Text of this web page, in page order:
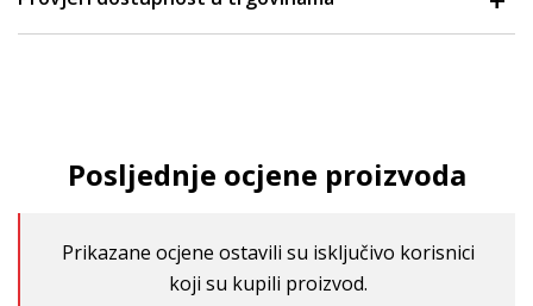
Posljednje ocjene proizvoda
Prikazane ocjene ostavili su isključivo korisnici
koji su kupili proizvod.